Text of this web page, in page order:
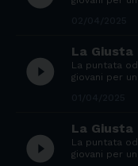
play_circle_filled
La Giusta
La puntata
giovani per
play_circle_filled
La Giusta
La puntata
giovani per